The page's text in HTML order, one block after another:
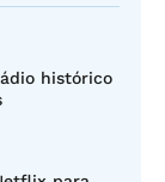
histórico